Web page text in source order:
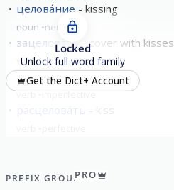
целова́ние kissing
noun neuter
зацелова́ть cover with kisses
verb perfective
целова́ться to kiss
verb imperfective
расцелова́ть
Locked
Unlock full word family
Get the Dict+ Account
PREFIX GROUPPRO